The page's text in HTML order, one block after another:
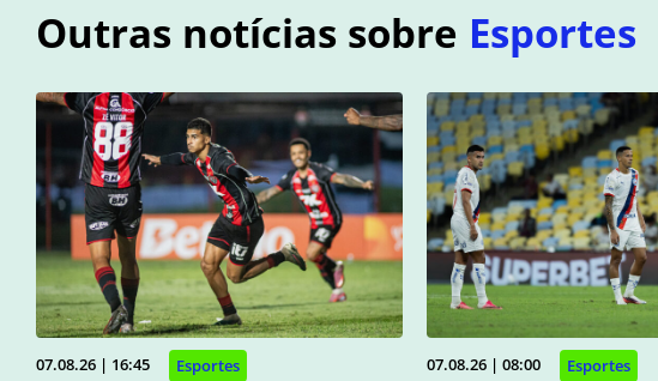
Outras notícias sobre Esportes
07.08.26 | 16:45 Esportes 07.08.26 | 08:00 Esportes